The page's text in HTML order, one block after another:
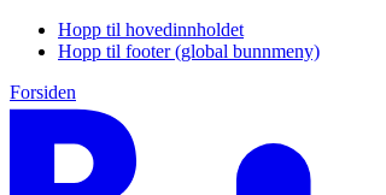
Hopp til hovedinnholdet
Hopp til footer (global bunnmeny)
Forsiden